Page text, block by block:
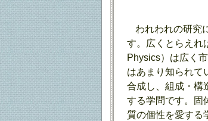
われわれの研究
す。広くとらえれ
Physics）は広く
はあまり知られて
合成し、組成・構
する学問です。固
質の個性を愛する